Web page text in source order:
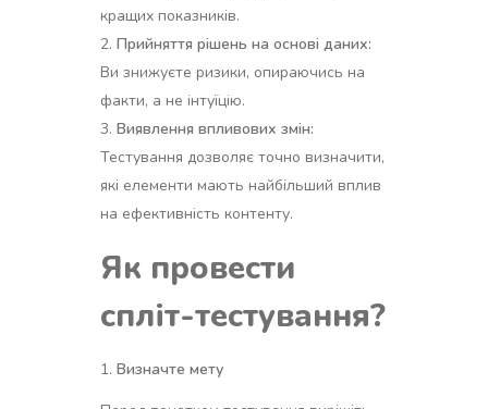
кращих показників.
Прийняття рішень на основі даних:
Ви знижуєте ризики, опираючись на
факти, а не інтуїцію.
Виявлення впливових змін:
Тестування дозволяє точно визначити,
які елементи мають найбільший вплив
на ефективність контенту.
Як провести
спліт-тестування?
Визначте мету